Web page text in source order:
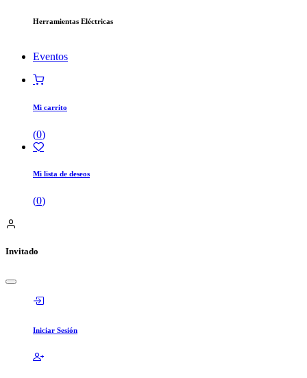
Herramientas Eléctricas
Eventos
Mi carrito
(0)
Mi lista de deseos
(0)
Invitado
Iniciar Sesión